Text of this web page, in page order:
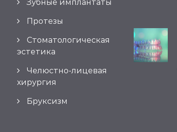
Зубные имплантаты
Протезы
Стоматологическая
эстетика
Челюстно-лицевая
хирургия
Бруксизм